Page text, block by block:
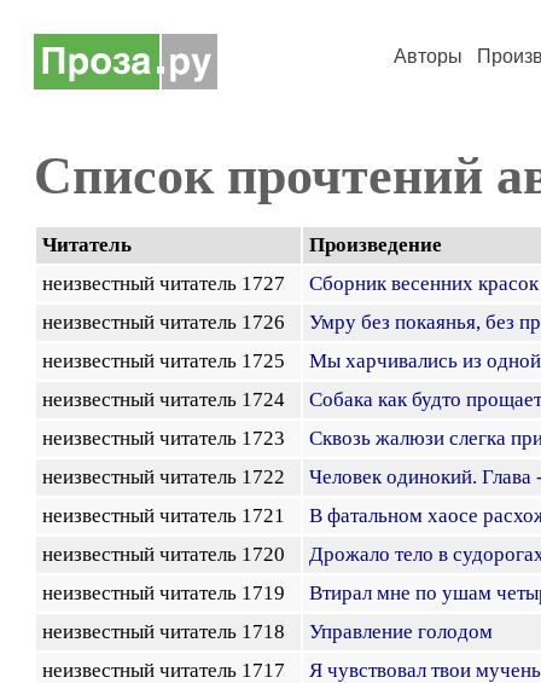
Авторы
Список прочтений
Читатель
Произведение
неизвестный читатель 1727
Сборник весенних красок
неизвестный читатель 1726
Умру без покаянья, без
неизвестный читатель 1725
Мы харчивались из
неизвестный читатель 1724
Собака как будто
неизвестный читатель 1723
Сквозь жалюзи слегка
неизвестный читатель 1722
Человек одинокий. Глава
неизвестный читатель 1721
В фатальном хаосе
неизвестный читатель 1720
Дрожало тело в
неизвестный читатель 1719
Втирал мне по ушам
неизвестный читатель 1718
Управление голодом
неизвестный читатель 1717
Я чувствовал твои